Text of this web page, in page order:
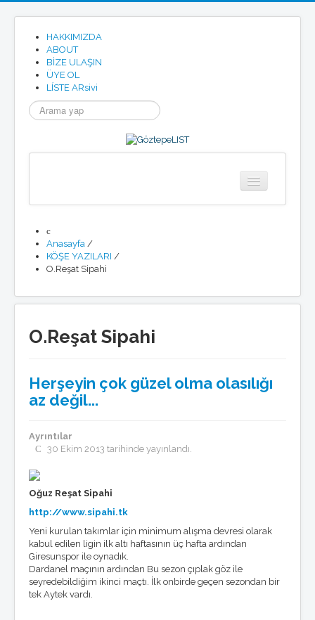
HAKKIMIZDA
ABOUT
BİZE ULAŞIN
ÜYE OL
LÍSTE ARsivi
arama...
Anasayfa
Tarihimizden
Göztepe SK Tüzügü
Göztepe Marşı
Göztepe'nin Enleri
Medyada GöztepLIST
Künye/temsilcilikler
Toplantılar
Ödüller
Basın bildirileri
Röportajlar
Tribün
Tribünde bu hafta
Tribün anıları
Tribün besteleri
Tezahürat Kayıtları
Taraftar Anayasası
Multimedya
Anasayfa /
KÖŞE YAZILARI /
O.Reşat Sipahi
O.Reşat Sipahi
Herşeyin çok güzel olma olasılığı
az değil...
Ayrıntılar
30 Ekim 2013 tarihinde yayınlandı.
Oğuz Reşat Sipahi
http://www.sipahi.tk
Yeni kurulan takımlar için minimum alışma devresi olarak
kabul edilen ligin ilk altı haftasının üç hafta ardından
Giresunspor ile oynadık.
Dardanel maçının ardından Bu sezon çıplak göz ile
seyredebildiğim ikinci maçtı. İlk onbirde geçen sezondan bir
tek Aytek vardı.